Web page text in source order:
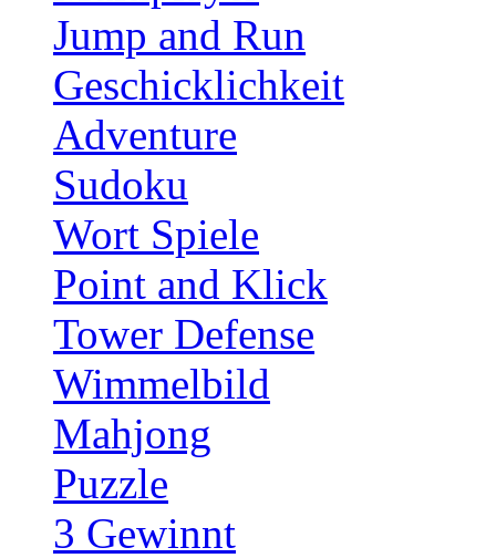
Jump and Run
Geschicklichkeit
Adventure
Sudoku
Wort Spiele
Point and Klick
Tower Defense
Wimmelbild
Mahjong
Puzzle
3 Gewinnt